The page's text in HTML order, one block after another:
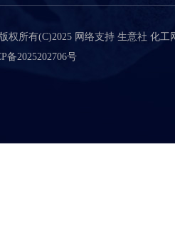
版权所有(C)2025 网络支持 生意社 化工
备2025202706号